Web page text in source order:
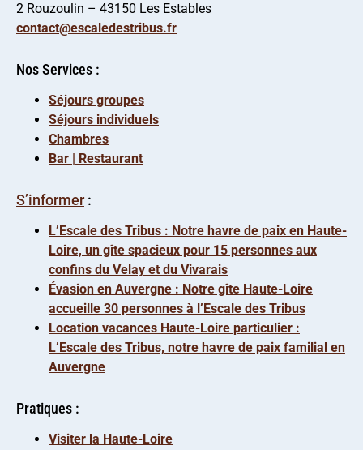
2 Rouzoulin – 43150 Les Estables
contact@escaledestribus.fr
Nos Services :
Séjours groupes
Séjours individuels
Chambres
Bar | Restaurant
S’informer:
L’Escale des Tribus : Notre havre de paix en Haute-
Loire, un gîte spacieux pour 15 personnes aux
confins du Velay et du Vivarais
Évasion en Auvergne : Notre gîte Haute-Loire
accueille 30 personnes à l’Escale des Tribus
Location vacances Haute-Loire particulier :
L’Escale des Tribus, notre havre de paix familial en
Auvergne
Pratiques :
Visiter la Haute-Loire